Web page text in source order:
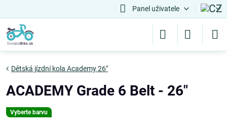
Panel uživatele
Vyberte barvu
Dětská jízdní kola Academy 26"
ACADEMY Grade 6 Belt - 26"